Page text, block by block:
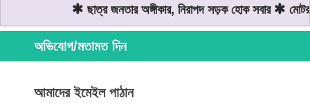
ছাত্র জনতার অঙ্গীকার, নিরাপদ সড়ক হোক সবার
অভিযোগ/মতামত দিন
আমাদের ইমেইল পাঠান